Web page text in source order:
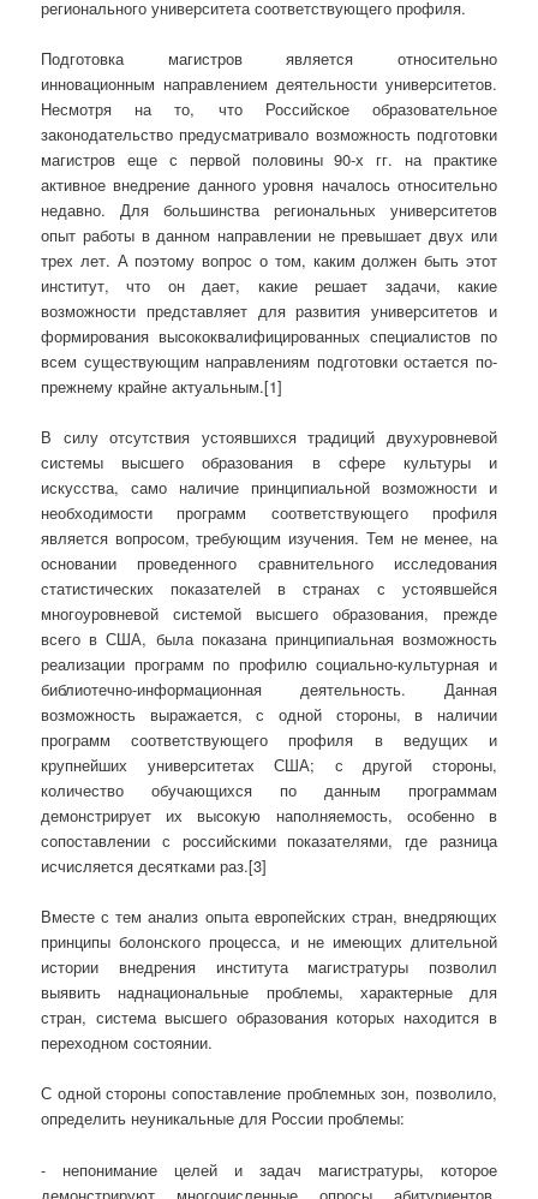
регионального университета соответствующего профиля.
Подготовка магистров является относительно
инновационным направлением деятельности университетов.
Несмотря на то, что Российское образовательное
законодательство предусматривало возможность подготовки
магистров еще с первой половины 90-х гг. на практике
активное внедрение данного уровня началось относительно
недавно. Для большинства региональных университетов
опыт работы в данном направлении не превышает двух или
трех лет. А поэтому вопрос о том, каким должен быть этот
институт, что он дает, какие решает задачи, какие
возможности представляет для развития университетов и
формирования высококвалифицированных специалистов по
всем существующим направлениям подготовки остается по-
прежнему крайне актуальным.[1]
В силу отсутствия устоявшихся традиций двухуровневой
системы высшего образования в сфере культуры и
искусства, само наличие принципиальной возможности и
необходимости программ соответствующего профиля
является вопросом, требующим изучения. Тем не менее, на
основании проведенного сравнительного исследования
статистических показателей в странах с устоявшейся
многоуровневой системой высшего образования, прежде
всего в США, была показана принципиальная возможность
реализации программ по профилю социально-культурная и
библиотечно-информационная деятельность. Данная
возможность выражается, с одной стороны, в наличии
программ соответствующего профиля в ведущих и
крупнейших университетах США; с другой стороны,
количество обучающихся по данным программам
демонстрирует их высокую наполняемость, особенно в
сопоставлении с российскими показателями, где разница
исчисляется десятками раз.[3]
Вместе с тем анализ опыта европейских стран, внедряющих
принципы болонского процесса, и не имеющих длительной
истории внедрения института магистратуры позволил
выявить наднациональные проблемы, характерные для
стран, система высшего образования которых находится в
переходном состоянии.
С одной стороны сопоставление проблемных зон, позволило,
определить неуникальные для России проблемы:
- непонимание целей и задач магистратуры, которое
демонстрируют многочисленные опросы абитуриентов,